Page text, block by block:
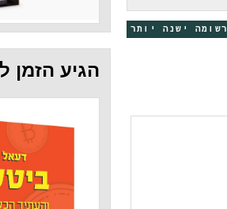
יותר
הגיע הזמן ללמוד